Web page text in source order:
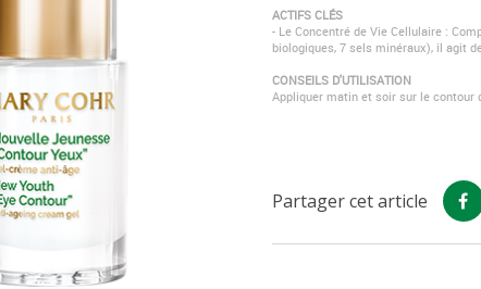
ACTIFS CLÉS
- Le Concentré de Vie Cellulaire :
biologiques, 7 sels minéraux), il agit
CONSEILS D'UTILISATION
Appliquer matin et soir sur le
Partager cet article